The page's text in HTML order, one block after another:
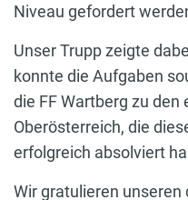
Niveau gefordert
Unser Trupp zeigte
konnte die Aufgaben
die FF Wartberg zu
Oberösterreich, die
erfolgreich absolviert
Wir gratulieren unseren